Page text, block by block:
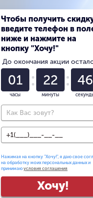
Чтобы получить
введите телефон в
ниже и нажмите на
кнопку "Хочу!"
До окончания акции
01
часы
22
минуты
44
Нажимая на кнопку "Хочу!", я даю свое
на обработку моих персональных данных и
принимаю условия соглашения
Хочу!